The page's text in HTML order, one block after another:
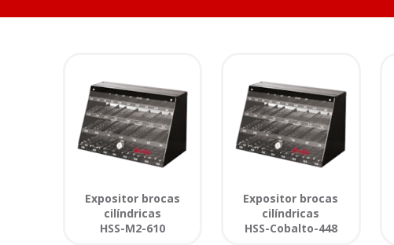
Expositor brocas
cilíndricas
HSS-M2-610
Expositor brocas
cilíndricas
HSS-Cobalto-448